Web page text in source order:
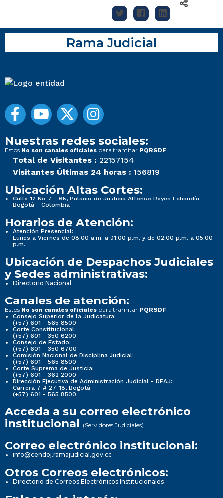
Rama Judicial
Nuestras redes sociales:
Estos No son canales oficiales para tramitar PQRSDF
Total de Visitantes : 22157154
Visitantes Últimas 24 horas : 156819
Ubicación Altas Cortes:
Calle 12 No 7 - 65, Palacio de Justicia Alfonso Reyes Echandía
Bogotá - Colombia
Horarios de Atención:
Atención Presencial:
Lunes a Viernes de 08:00 a.m. a 01:00 p.m. y de 02:00 p.m. a 05:00
p.m.
Ubicación de Despachos Judiciales
y Sedes administrativas:
Directorio Nacional
Canales de atención:
Estos No son canales oficiales para tramitar PQRSDF
Consejo Superior de la Judicatura:
(+57) 601 - 565 8500
Corte Constitucional:
(+57) 601 - 350 6200
Consejo de Estado:
(+57) 601 - 350 6700
Comisión Nacional de Disciplina Judicial:
(+57) 601 - 565 8500
Corte Suprema de Justicia:
(+57) 601 - 362 2000
Dirección Ejecutiva de Administración Judicial - DEAJ:
Carrera 7 # 27-18, Bogotá
(+57) 601 - 565 8500
Acceda a su correo electrónico
institucional (Servidores Judiciales)
Correo electrónico institucional:
info@cendoj.ramajudicial.gov.co
Otros Correos electrónicos:
Directorio de Correos Electrónicos Institucionales